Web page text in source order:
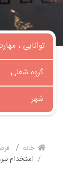
گروه شغلی
شهر
خانه
استخدام